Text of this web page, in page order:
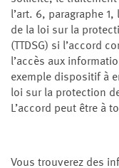
l’art. 6, paragraphe
de la loi sur la
(TTDSG) si l’accord
l’accès aux
exemple dispositif à
loi sur la protection
L’accord peut être à
Vous trouverez des